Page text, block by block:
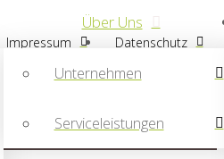
Impressum Datenschutz
Über Uns
Unternehmen
Serviceleistungen